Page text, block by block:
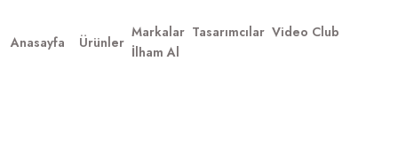
Anasayfa Ürünler
Markalar Tasarımcılar Video Club
İlham Al